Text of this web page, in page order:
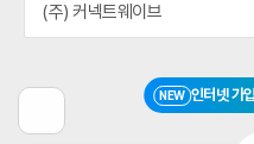
전
NEW 인터넷 가
(주) 커넥트웨이브